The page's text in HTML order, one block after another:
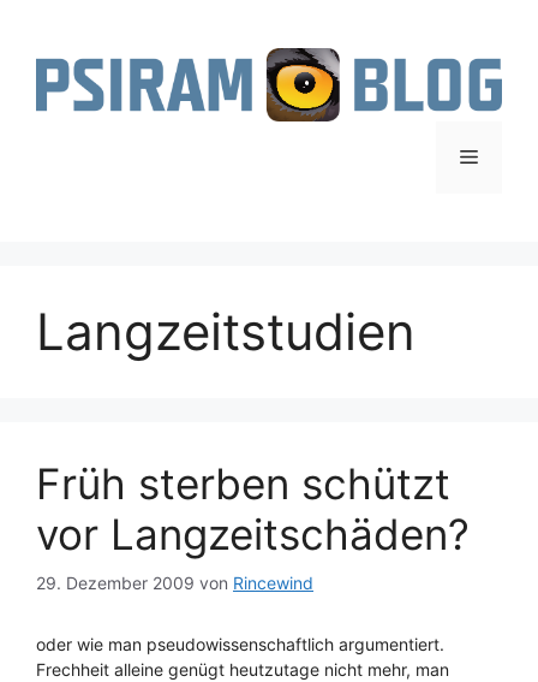
springen
Menü
Langzeitstudien
Früh sterben schützt
vor Langzeitschäden?
29. Dezember 2009 von Rincewind
oder wie man pseudowissenschaftlich argumentiert.
Frechheit alleine genügt heutzutage nicht mehr, man